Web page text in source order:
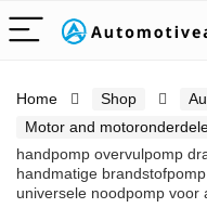
Home Shop
Motor and
handpomp overvulpomp
handmatige
universele noodpomp voor